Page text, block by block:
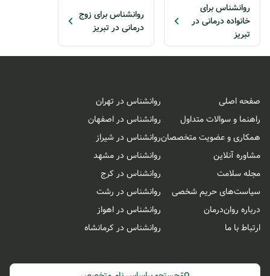
روانشناس برای
خانواده درمانی در
تبریز
روانشناس برای زوج
درمانی در تبریز
صفحه اصلی
راهنما و سوالات متداول
همکاری و عضویت متخصصان
مشاوره آنلاین
مجله سلامت
سیاست‌های حریم شخصی
درباره روان‌درمان
ارتباط با ما
روانشناس در تهران
روانشناس در اصفهان
روانشناس در شیراز
روانشناس در مشهد
روانشناس در کرج
روانشناس در رشت
روانشناس در اهواز
روانشناس در کرمانشاه